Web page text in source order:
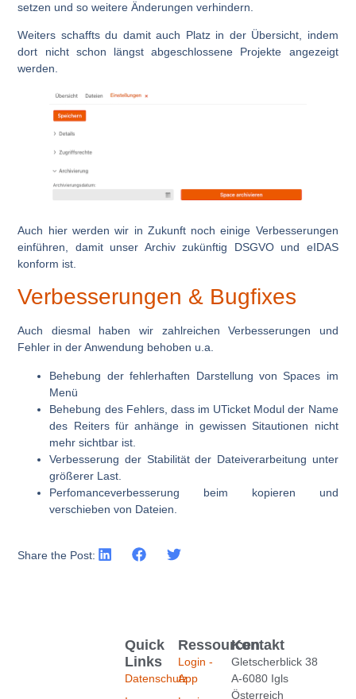
setzen und so weitere Änderungen verhindern.
Weiters schaffts du damit auch Platz in der Übersicht, indem
dort nicht schon längst abgeschlossene Projekte angezeigt
werden.
Auch hier werden wir in Zukunft noch einige Verbesserungen
einführen, damit unser Archiv zukünftig DSGVO und eIDAS
konform ist.
Verbesserungen & Bugfixes
Auch diesmal haben wir zahlreichen Verbesserungen und
Fehler in der Anwendung behoben u.a.
Behebung der fehlerhaften Darstellung von Spaces im
Menü
Behebung des Fehlers, dass im UTicket Modul der Name
des Reiters für anhänge in gewissen Sitautionen nicht
mehr sichtbar ist.
Verbesserung der Stabilität der Dateiverarbeitung unter
größerer Last.
Perfomanceverbesserung beim kopieren und
verschieben von Dateien.
Share the Post:
Ressourcen
Login -
App
Quick
Links
Datenschutz
Kontakt
Gletscherblick 38
A-6080 Igls
Österreich